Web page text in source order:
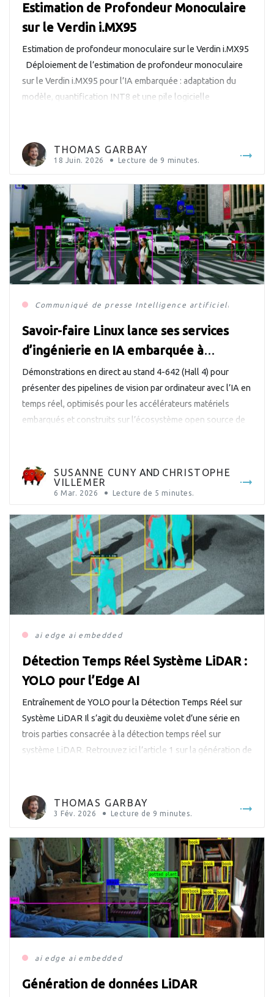
Estimation de Profondeur Monoculaire
sur le Verdin i.MX95
Estimation de profondeur monoculaire sur le Verdin i.MX95
Déploiement de l’estimation de profondeur monoculaire
sur le Verdin i.MX95 pour l’IA embarquée : adaptation du
modèle, quantification INT8 et une pile logicielle
L’estimation de profondeur monoculaire consiste […]
THOMAS GARBAY
18 Juin. 2026 Lecture de 9 minutes.
Communiqué de presse Intelligence artificielle
Savoir-faire Linux lance ses services
d’ingénierie en IA embarquée à
l’Embedded World 2026
Démonstrations en direct au stand 4-642 (Hall 4) pour
présenter des pipelines de vision par ordinateur avec l’IA en
temps réel, optimisés pour les accélérateurs matériels
embarqués et construits sur l’écosystème open source de
logicielle open […]
SUSANNE CUNY AND CHRISTOPHE
VILLEMER
6 Mar. 2026 Lecture de 5 minutes.
ai edge ai embedded
Détection Temps Réel Système LiDAR :
YOLO pour l’Edge AI
Entraînement de YOLO pour la Détection Temps Réel sur
Système LiDAR Il s’agit du deuxième volet d’une série en
trois parties consacrée à la détection temps réel sur
système LiDAR. Retrouvez ici l’article 1 sur la génération de
résolution, tels […]
THOMAS GARBAY
3 Fév. 2026 Lecture de 9 minutes.
ai edge ai embedded
Génération de données LiDAR